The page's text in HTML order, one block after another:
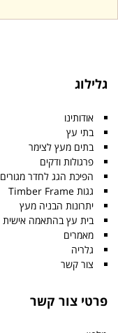
גלילוג
אודותינו
בתי עץ
בתים מעץ לצימר
פרגולות ודקים
הפיכת הגג לחדר מגורים
גגות Timber Frame
יתרונות הבניה מעץ
בית עץ בהתאמה אישית
מאמרים
גלריה
צור קשר
פרטי צור קשר